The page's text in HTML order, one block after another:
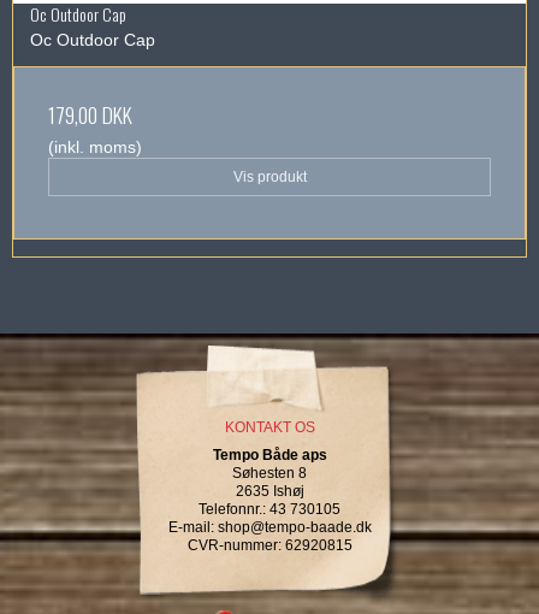
Oc Outdoor Cap
Oc Outdoor Cap
179,00 DKK
(inkl. moms)
Vis produkt
KONTAKT OS
Tempo Både aps
Søhesten 8
2635 Ishøj
Telefonnr.: 43 730105
E-mail : shop@tempo-baade.dk
CVR-nummer:62920815